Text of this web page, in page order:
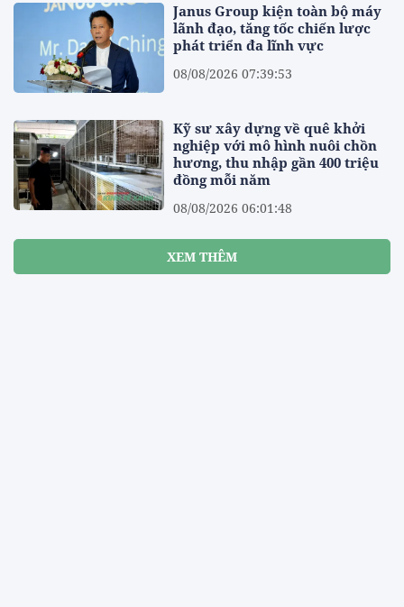
Janus Group kiện toàn bộ máy
lãnh đạo, tăng tốc chiến lược
phát triển đa lĩnh vực
08/08/2026 07:39:53
Kỹ sư xây dựng về quê khởi
nghiệp với mô hình nuôi chồn
hương, thu nhập gần 400 triệu
đồng mỗi năm
08/08/2026 06:01:48
XEM THÊM